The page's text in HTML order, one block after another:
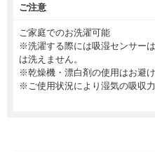
ご注意
ご家庭でのお洗濯可能
※洗濯する際には吸湿センサー
は洗えません。
※乾燥機・漂白剤の使用はお避け
※ご使用状況により湿気の吸収力